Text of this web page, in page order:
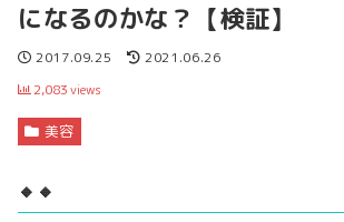
になるのかな？【検証】
2017.09.25
2021.06.26
2,083views
美容
🔸🔸